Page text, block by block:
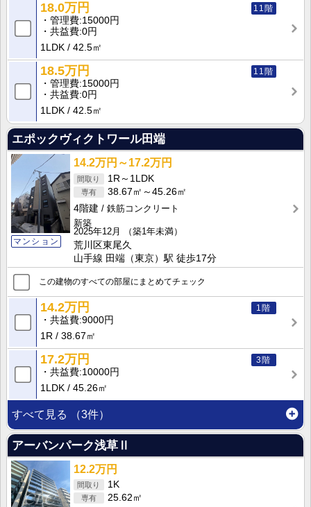
11階
18.0万円
管理費 15000円
共益費 0円
1LDK
42.5㎡
11階
18.5万円
管理費 15000円
共益費 0円
1LDK
42.5㎡
エポックヴィクトワール田端
マンション
14.2万円～17.2万円
1R～1LDK
38.67㎡～45.26㎡
4階建
鉄筋コンクリート
新築
2025年12月
（築1年未満）
荒川区東尾久
山手線 田端（東京）駅 徒歩17分
この建物のすべての部屋にまとめてチェック
1階
14.2万円
共益費 9000円
1R
38.67㎡
3階
17.2万円
共益費 10000円
1LDK
45.26㎡
すべて見る （3件）
アーバンパーク浅草Ⅱ
12.2万円
1K
25.62㎡